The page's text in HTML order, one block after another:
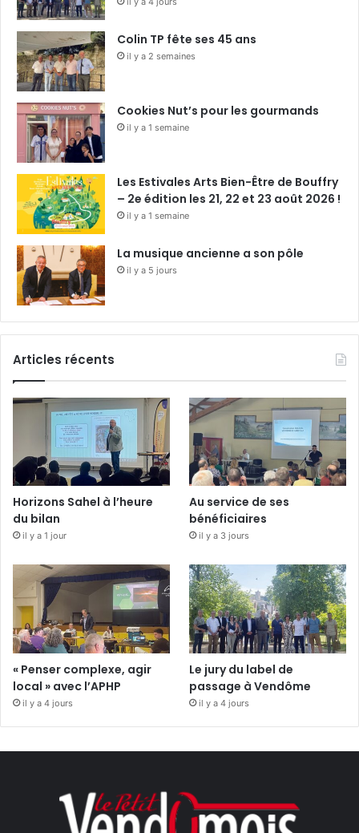
Colin TP fête ses 45 ans
il y a 2 semaines
Cookies Nut’s pour les gourmands
il y a 1 semaine
Les Estivales Arts Bien-Être de Bouffry
– 2e édition les 21, 22 et 23 août 2026 !
il y a 1 semaine
La musique ancienne a son pôle
il y a 5 jours
Articles récents
Horizons Sahel à l’heure
du bilan
il y a 1 jour
Au service de ses
bénéficiaires
il y a 3 jours
« Penser complexe, agir
local » avec l’APHP
il y a 4 jours
Le jury du label de
passage à Vendôme
il y a 4 jours